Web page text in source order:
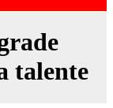
talente